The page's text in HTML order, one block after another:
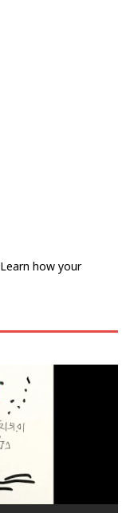
Learn how your